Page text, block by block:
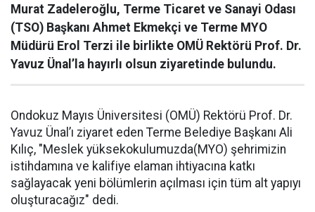
Murat Zadeleroğlu, Terme Ticaret ve Sanayi Odası
(TSO) Başkanı Ahmet Ekmekçi ve Terme MYO
Müdürü Erol Terzi ile birlikte OMÜ Rektörü Prof. Dr.
Yavuz Ünal’la hayırlı olsun ziyaretinde bulundu.
Ondokuz Mayıs Üniversitesi (OMÜ) Rektörü Prof. Dr.
Yavuz Ünal’ı ziyaret eden Terme Belediye Başkanı Ali
Kılıç, "Meslek yüksekokulumuzda(MYO) şehrimizin
istihdamına ve kalifiye elaman ihtiyacına katkı
sağlayacak yeni bölümlerin açılması için tüm alt yapıyı
oluşturacağız" dedi.